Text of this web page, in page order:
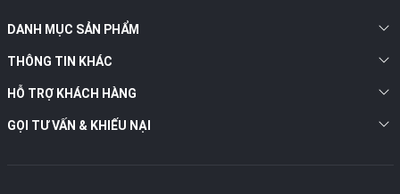
DANH MỤC SẢN PHẨM
THÔNG TIN KHÁC
HỖ TRỢ KHÁCH HÀNG
GỌI TƯ VẤN & KHIẾU NẠI